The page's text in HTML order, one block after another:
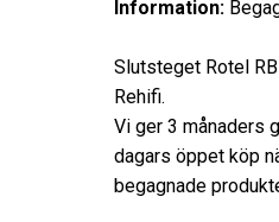
Information:
Slutsteget Rotel
Rehifi.
Vi ger 3 månaders
dagars öppet köp
begagnade